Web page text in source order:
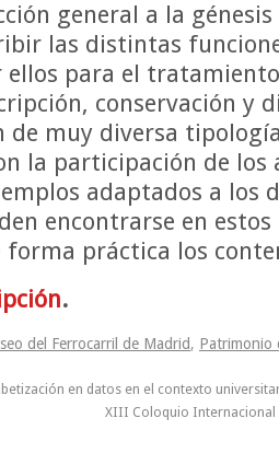
general a la génesis
las distintas
ellos para el
conservación y
de muy diversa
la participación de los
adaptados a los
encontrarse en estos
práctica los
.
del Ferrocarril de Madrid, Patrimonio
en datos en el contexto
XIII Coloquio Internacional